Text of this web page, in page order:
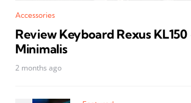
Accessories
Review Keyboard Rexus KL150
Minimalis
2 months ago